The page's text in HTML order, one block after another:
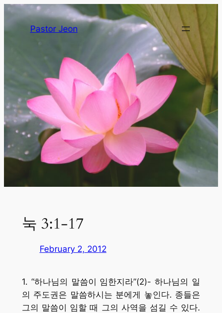
Pastor Jeon
눅 3:1-17
February 2, 2012
1. “하나님의 말씀이 임한지라”(2)- 하나님의 일
의 주도권은 말씀하시는 분에게 놓인다. 종들은
그의 말씀이 임할 때 그의 사역을 섬길 수 있다.